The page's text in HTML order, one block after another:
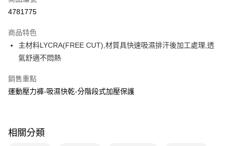
運送方式
全家取貨付款
每筆NT$80，滿NT$1,000(含以上)免運費
付款後全家取貨
每筆NT$80，滿NT$1,000(含以上)免運費
4781775
商品特色
主材料LYCRA(FREE CUT),材質具快速吸濕排汗後加工處理,透
氣舒適不悶熱
銷售重點
運動壓力褲-吸濕快乾-分階段式加壓保護
相關分類